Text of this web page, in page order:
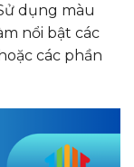
dụng màu
nổi bật các
các phần